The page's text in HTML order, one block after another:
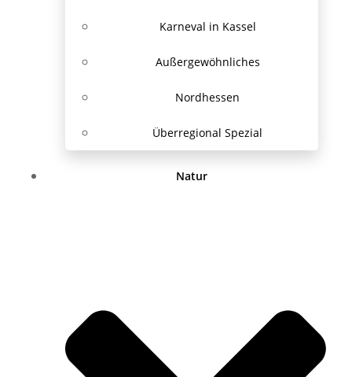
Karneval in Kassel
Außergewöhnliches
Nordhessen
Überregional Spezial
Natur